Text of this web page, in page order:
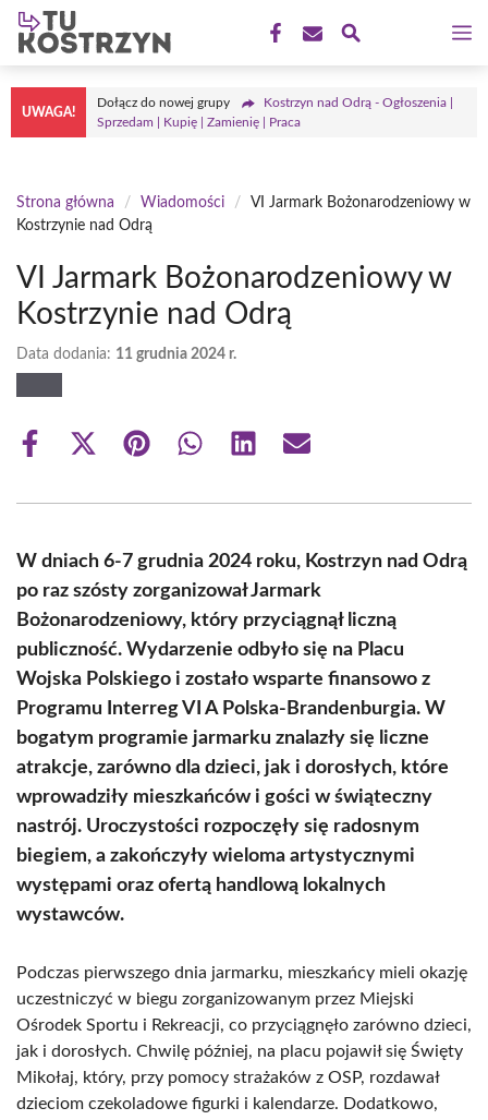
Przejdź
treści
UWAGA!
Dołącz do nowej grupy
Kostrzyn nad Odrą - Ogłoszenia |
Sprzedam | Kupię | Zamienię | Praca
Strona główna / Wiadomości /
VI Jarmark Bożonarodzeniowy w
Kostrzynie nad Odrą
VI Jarmark Bożonarodzeniowy w
Kostrzynie nad Odrą
Data dodania: 11 grudnia 2024 r.
Share
Share
(Twitter)
Share Share Share Share
W dniach 6-7 grudnia 2024 roku, Kostrzyn nad Odrą
po raz szósty zorganizował Jarmark
Bożonarodzeniowy, który przyciągnął liczną
publiczność. Wydarzenie odbyło się na Placu
Wojska Polskiego i zostało wsparte finansowo z
Programu Interreg VI A Polska-Brandenburgia. W
bogatym programie jarmarku znalazły się liczne
atrakcje, zarówno dla dzieci, jak i dorosłych, które
wprowadziły mieszkańców i gości w świąteczny
nastrój. Uroczystości rozpoczęły się radosnym
biegiem, a zakończyły wieloma artystycznymi
występami oraz ofertą handlową lokalnych
wystawców.
Podczas pierwszego dnia jarmarku, mieszkańcy mieli okazję
uczestniczyć w biegu zorganizowanym przez Miejski
Ośrodek Sportu i Rekreacji, co przyciągnęło zarówno dzieci,
jak i dorosłych. Chwilę później, na placu pojawił się Święty
Mikołaj, który, przy pomocy strażaków z OSP, rozdawał
dzieciom czekoladowe figurki i kalendarze. Dodatkowo,